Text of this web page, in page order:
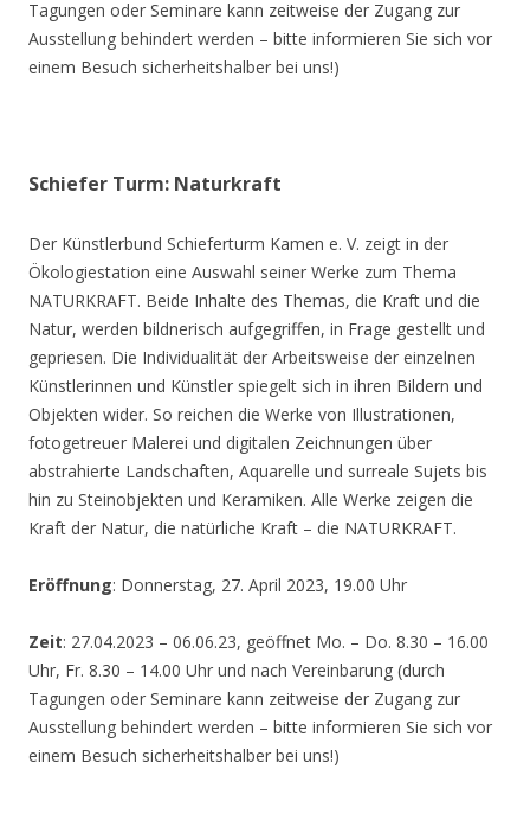
Tagungen oder Seminare kann zeitweise der Zugang zur
Ausstellung behindert werden – bitte informieren Sie sich vor
einem Besuch sicherheitshalber bei uns!)
Schiefer Turm: Naturkraft
Der Künstlerbund Schieferturm Kamen e. V. zeigt in der
Ökologiestation eine Auswahl seiner Werke zum Thema
NATURKRAFT. Beide Inhalte des Themas, die Kraft und die
Natur, werden bildnerisch aufgegriffen, in Frage gestellt und
gepriesen. Die Individualität der Arbeitsweise der einzelnen
Künstlerinnen und Künstler spiegelt sich in ihren Bildern und
Objekten wider. So reichen die Werke von Illustrationen,
fotogetreuer Malerei und digitalen Zeichnungen über
abstrahierte Landschaften, Aquarelle und surreale Sujets bis
hin zu Steinobjekten und Keramiken. Alle Werke zeigen die
Kraft der Natur, die natürliche Kraft – die NATURKRAFT.
Eröffnung: Donnerstag, 27. April 2023, 19.00 Uhr
Zeit: 27.04.2023 – 06.06.23, geöffnet Mo. – Do. 8.30 – 16.00
Uhr, Fr. 8.30 – 14.00 Uhr und nach Vereinbarung (durch
Tagungen oder Seminare kann zeitweise der Zugang zur
Ausstellung behindert werden – bitte informieren Sie sich vor
einem Besuch sicherheitshalber bei uns!)